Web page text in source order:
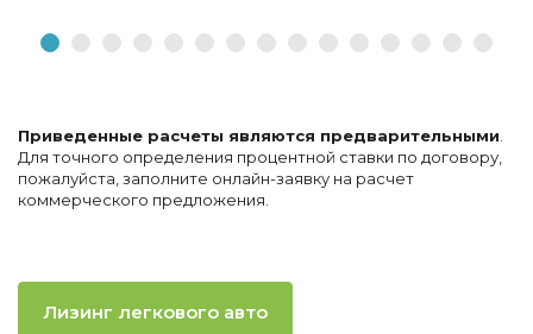
Приведенные расчеты являются предварительными
Для точного определения процентной ставки по договору,
пожалуйста, заполните онлайн-заявку на расчет
коммерческого предложения.
Лизинг легкового авто